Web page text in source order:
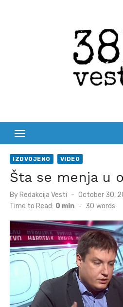
IZDVOJENO VIDEO
Šta se menja u
By Redakcija Vesti
Posted
October 30,
Time to Read: 0 min - 30 words